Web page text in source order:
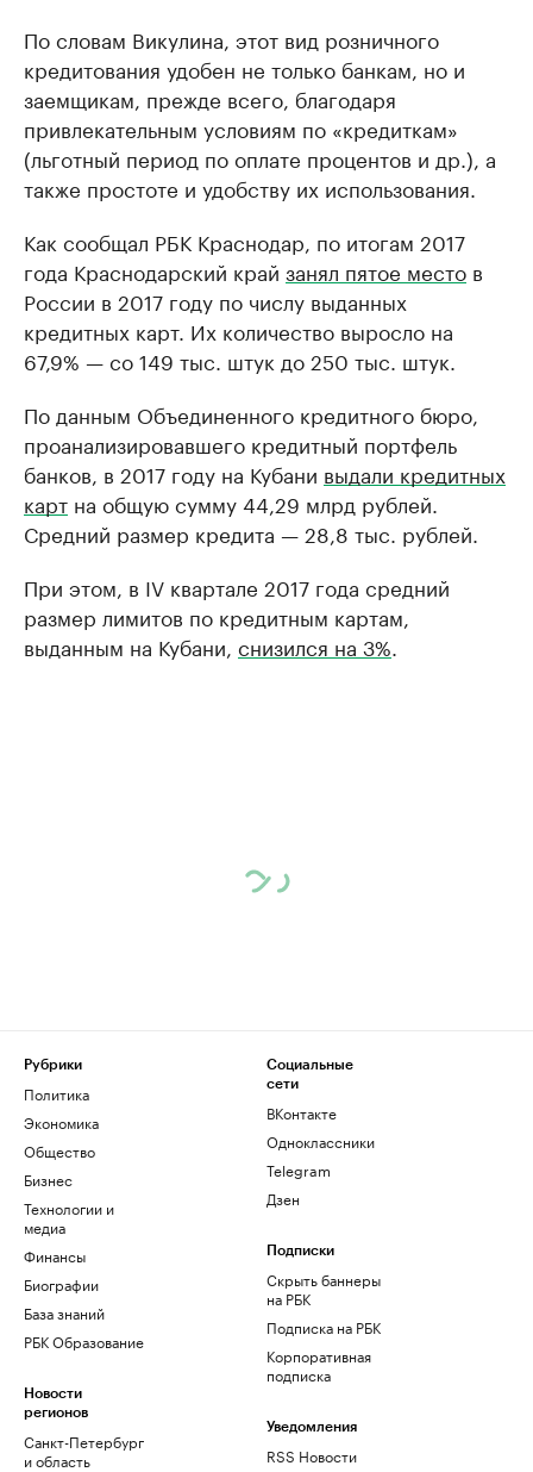
По словам Викулина, этот вид розничного
кредитования удобен не только банкам, но и
заемщикам, прежде всего, благодаря
привлекательным условиям по «кредиткам»
(льготный период по оплате процентов и др.), а
также простоте и удобству их использования.
Как сообщал РБК Краснодар, по итогам 2017
года Краснодарский край занял пятое место в
России в 2017 году по числу выданных
кредитных карт. Их количество выросло на
67,9% — со 149 тыс. штук до 250 тыс. штук.
По данным Объединенного кредитного бюро,
проанализировавшего кредитный портфель
банков, в 2017 году на Кубани выдали кредитных
карт на общую сумму 44,29 млрд рублей.
Средний размер кредита — 28,8 тыс. рублей.
При этом, в IV квартале 2017 года средний
размер лимитов по кредитным картам,
выданным на Кубани, снизился на 3%
Рубрики
Политика
Экономика
Общество
Бизнес
Технологии и
медиа
Финансы
Биографии
База знаний
РБК Образование
Новости
регионов
Санкт-Петербург
и область
Социальные
сети
ВКонтакте
Одноклассники
Telegram
Дзен
Подписки
Скрыть баннеры
на РБК
Подписка на РБК
Корпоративная
подписка
Уведомления
RSS Новости